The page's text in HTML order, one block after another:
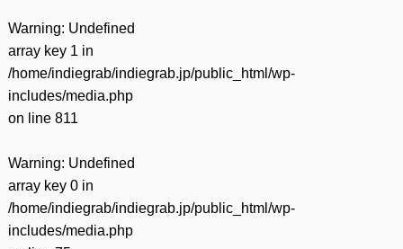
Warning: Undefined
array key 1 in
/home/indiegrab/indiegrab.jp/public_html/wp-
includes/media.php
on line 811
Warning: Undefined
array key 0 in
/home/indiegrab/indiegrab.jp/public_html/wp-
includes/media.php